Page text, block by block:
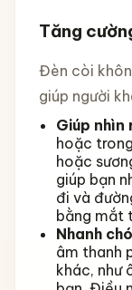
Tăng
Đèn còi
giúp người
Giúp nhìn
hoặc
hoặc
giúp bạn
đi và
bằng mắt
Nhanh
âm thanh
khác, như